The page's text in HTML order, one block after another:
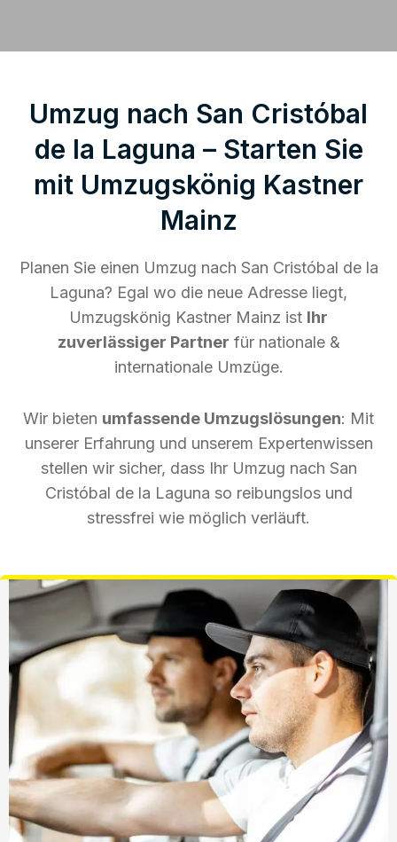
Umzug nach San Cristóbal
de la Laguna – Starten Sie
mit Umzugskönig Kastner
Mainz
Planen Sie einen Umzug nach San Cristóbal de la
Laguna? Egal wo die neue Adresse liegt,
Umzugskönig Kastner Mainz ist Ihr
zuverlässiger Partner für nationale &
internationale Umzüge.
Wir bieten umfassende Umzugslösungen: Mit
unserer Erfahrung und unserem Expertenwissen
stellen wir sicher, dass Ihr Umzug nach San
Cristóbal de la Laguna so reibungslos und
stressfrei wie möglich verläuft.